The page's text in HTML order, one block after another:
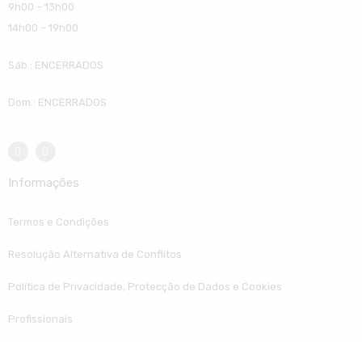
9h00 – 13h00
14h00 – 19h00
Sáb.: ENCERRADOS
Dom.: ENCERRADOS
Informações
Termos e Condições
Resolução Alternativa de Conflitos
Política de Privacidade, Protecção de Dados e Cookies
Profissionais